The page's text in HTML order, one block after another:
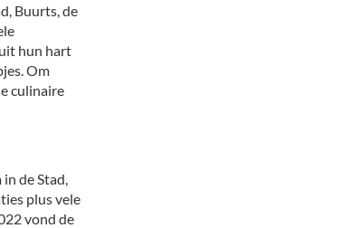
Buurts, de
hun hart
Om
culinaire
de Stad,
plus vele
vond de